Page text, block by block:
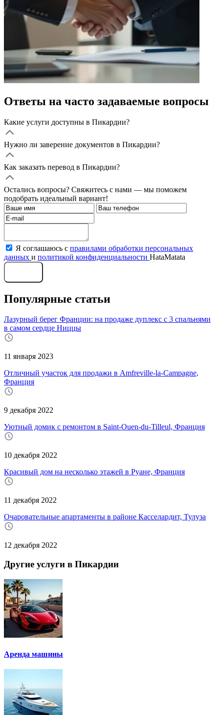
Ответы на часто задаваемые вопросы
Какие услуги доступны в Пикардии?
Нужно ли заверение документов в Пикардии?
Как заказать перевод в Пикардии?
Остались вопросы? Свяжитесь с нами — мы поможем
подобрать идеальный вариант!
Я соглашаюсь с правилами обработки персональных
данных и политикой конфиденциальности HataMatata
Популярные статьи
Лазурный берег Франции: на продаже дуплекс с 3 спальнями
в самом сердце Ниццы
11 января 2023
Отличный участок для продажи в Amfreville-la-Campagne,
Франция
9 декабря 2022
Уютный домик с ремонтом в Saint-Ouen-du-Tilleul, Франция
10 декабря 2022
Красивый дом на несколько этажей в Руане, Франция
11 декабря 2022
Очаровательные апартаменты в районе Касселардит, Тулуза
12 декабря 2022
Другие услуги в Пикардии
Аренда машины